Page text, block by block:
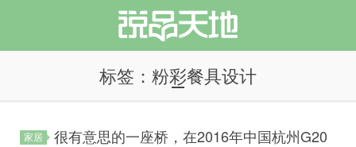
标签：粉彩餐具设计
家居
很有意思的一座桥，在2016年中国杭州G20